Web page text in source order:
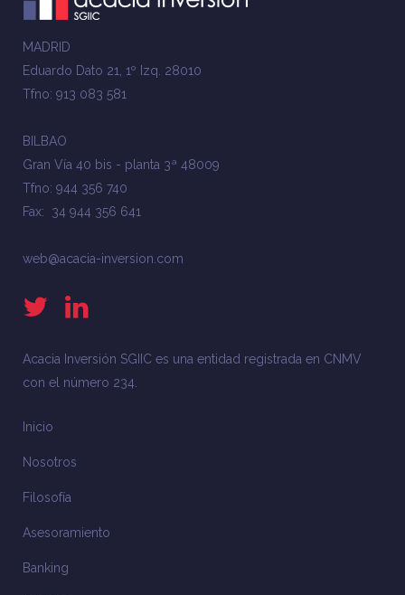
MADRID
Eduardo Dato 21, 1º Izq. 28010
Tfno: 913 083 581
BILBAO
Gran Vía 40 bis - planta 3ª 48009
Tfno: 944 356 740
Fax: 34 944 356 641
web@acacia-inversion.com
Acacia Inversión SGIIC es una entidad registrada en CNMV
con el número 234.
Inicio
Nosotros
Filosofía
Asesoramiento
Banking